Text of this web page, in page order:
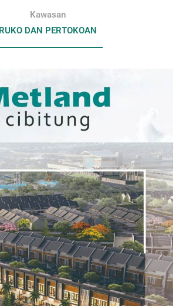
Kawasan
RUKO DAN PERTOKOAN